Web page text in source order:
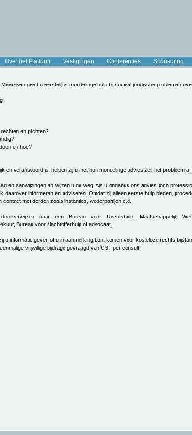
Over het Platform Vestigingen Conferenties Sponsoring
geeft u eerstelijns mondelinge hulp bij sociaal juridische problemen
rechten en plichten?
en hoe?
en verantwoord is, helpen zij u met hun mondelinge advies zelf het probleem af
en aanwijzingen en wijzen u de weg. Als u ondanks ons advies toch
daarover informeren en adviseren. Omdat zij alleen eerste hulp bieden,
contact met derden zoals instanties, wederpartijen e.d.
naar een Bureau voor Rechtshulp, Maatschappelijk
Bureau voor slachtofferhulp of advocaat.
u informatie geven of u in aanmerking kunt komen voor kosteloze rechts-
vrijwillige bijdrage gevraagd van € 3,- per consult.